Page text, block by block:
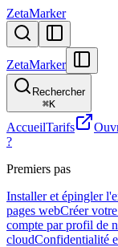
ZetaMarker
ZetaMarker
Rechercher
⌘K
AccueilTarifs
?
Premiers pas
Installer et épingler
pages webCréer
compte par profil de
cloudConfidentialité